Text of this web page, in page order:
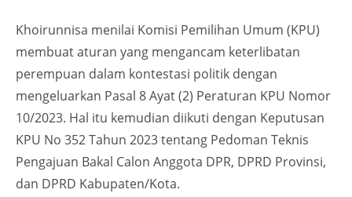
Khoirunnisa menilai Komisi Pemilihan Umum (KPU)
membuat aturan yang mengancam keterlibatan
perempuan dalam kontestasi politik dengan
mengeluarkan Pasal 8 Ayat (2) Peraturan KPU Nomor
10/2023. Hal itu kemudian diikuti dengan Keputusan
KPU No 352 Tahun 2023 tentang Pedoman Teknis
Pengajuan Bakal Calon Anggota DPR, DPRD Provinsi,
dan DPRD Kabupaten/Kota.